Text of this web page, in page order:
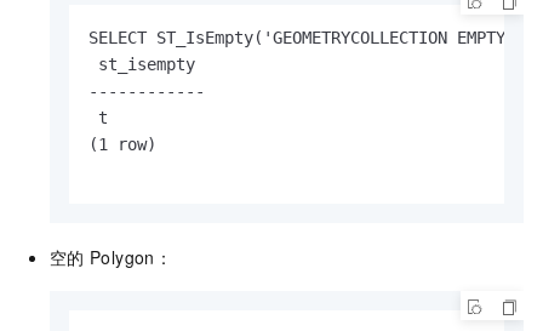
SELECT ST_IsEmpty('GEOMETRYCOLLECTION
st_isempty
------------
t
(1 row)
空的 Polygon：